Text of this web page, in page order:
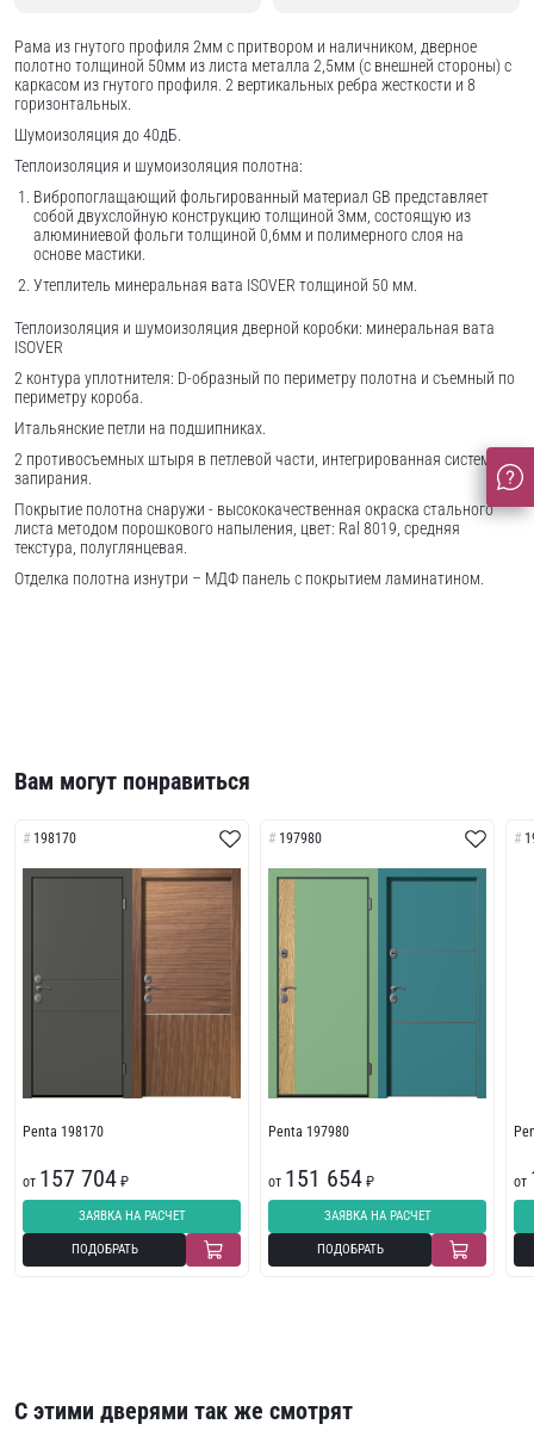
Рама из гнутого профиля 2мм с притвором и наличником, дверное
полотно толщиной 50мм из листа металла 2,5мм (с внешней стороны) c
каркасом из гнутого профиля. 2 вертикальных ребра жесткости и 8
горизонтальных.
Шумоизоляция до 40дБ.
Теплоизоляция и шумоизоляция полотна:
Вибропоглащающий фольгированный материал GB представляет
собой двухслойную конструкцию толщиной 3мм, состоящую из
алюминиевой фольги толщиной 0,6мм и полимерного слоя на
основе мастики.
Утеплитель минеральная вата ISOVER толщиной 50 мм.
Теплоизоляция и шумоизоляция дверной коробки: минеральная вата
ISOVER
2 контура уплотнителя: D-образный по периметру полотна и съемный по
периметру короба.
Итальянские петли на подшипниках.
2 противосъемных штыря в петлевой части, интегрированная система
запирания.
Покрытие полотна снаружи - высококачественная окраска стального
листа методом порошкового напыления, цвет: Ral 8019, средняя
текстура, полуглянцевая.
Отделка полотна изнутри – МДФ панель с покрытием ламинатином.
Вам могут понравиться
198170
Penta 198170
от 157 704 ₽
ЗАЯВКА НА РАСЧЕТ
ПОДОБРАТЬ
197980
Penta 197980
от 151 654 ₽
ЗАЯВКА НА РАСЧЕТ
ПОДОБРАТЬ
от
С этими дверями так же смотрят